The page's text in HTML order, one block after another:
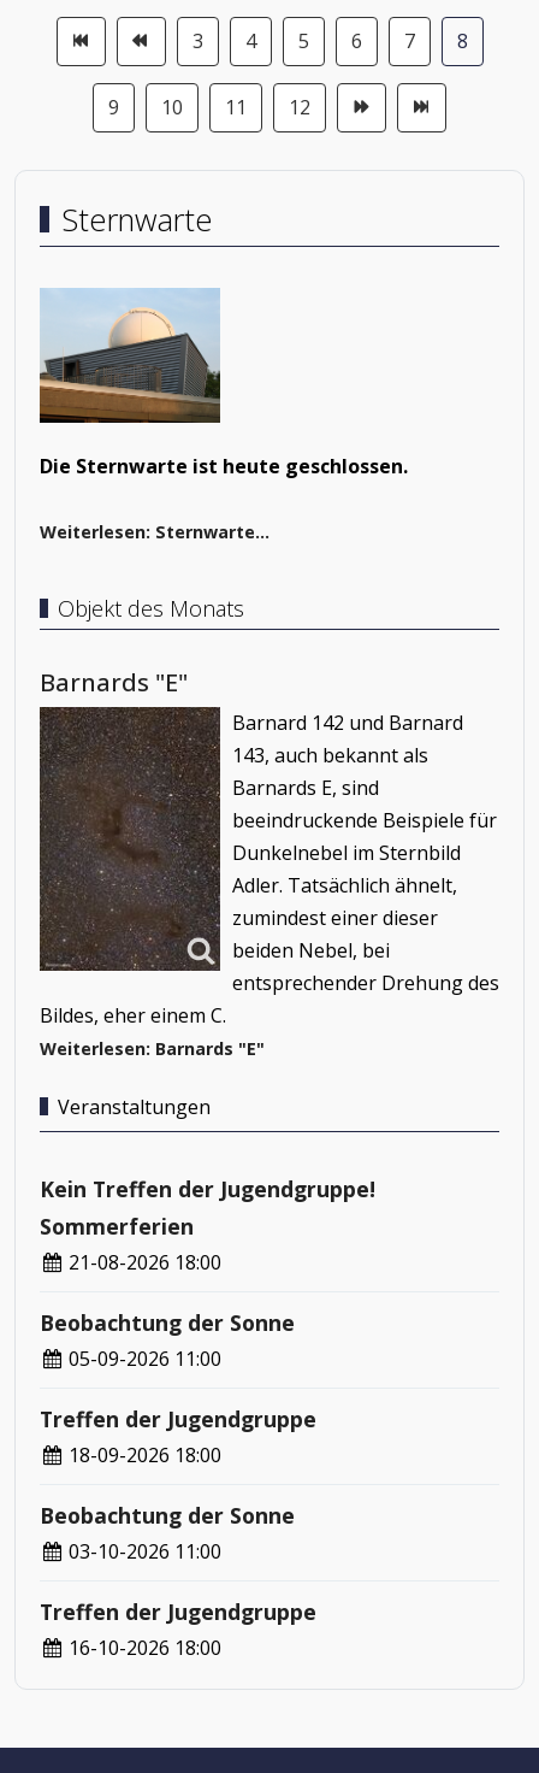
3 4 5 6 7 8
9 10 11 12
Sternwarte
Die Sternwarte ist heute geschlossen.
Weiterlesen: Sternwarte...
Objekt des Monats
Barnards "E"
Barnard 142 und Barnard
143, auch bekannt als
Barnards E, sind
beeindruckende Beispiele für
Dunkelnebel im Sternbild
Adler. Tatsächlich ähnelt,
zumindest einer dieser
beiden Nebel, bei
entsprechender Drehung des
Bildes, eher einem C.
Weiterlesen: Barnards "E"
Veranstaltungen
Kein Treffen der Jugendgruppe!
Sommerferien
21-08-2026 18:00
Beobachtung der Sonne
05-09-2026 11:00
Treffen der Jugendgruppe
18-09-2026 18:00
Beobachtung der Sonne
03-10-2026 11:00
Treffen der Jugendgruppe
16-10-2026 18:00